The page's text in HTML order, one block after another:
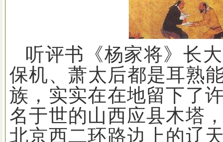
听评书《杨家将》长
保机、萧太后都是耳熟
族，实实在在地留下了
名于世的山西应县木塔
北京西二环路边上的辽